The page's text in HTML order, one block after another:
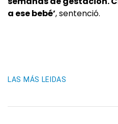
a ese bebé’, sentenció.
LAS MÁS LEIDAS